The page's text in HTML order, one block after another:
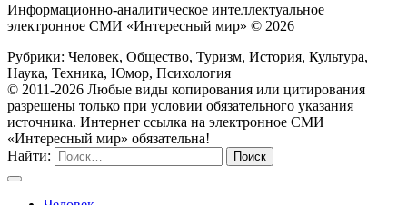
Информационно-аналитическое интеллектуальное
электронное СМИ «Интересный мир» © 2026
Рубрики: Человек, Общество, Туризм, История, Культура,
Наука, Техника, Юмор, Психология
© 2011-2026 Любые виды копирования или цитирования
разрешены только при условии обязательного указания
источника. Интернет ссылка на электронное СМИ
«Интересный мир» обязательна!
Найти: